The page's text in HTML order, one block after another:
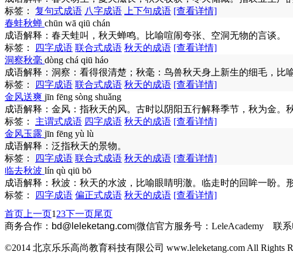
标签： 复句式成语 八字成语 上下句成语 [查看详情]
春蛙秋蝉 chūn wā qiū chán
成语解释： 春天蛙叫，秋天蝉鸣。比喻喧闹夸张、空洞无物的言谈。
标签：
四字成语 联合式成语 秋天的成语 [查看详情]
洞察秋毫 dòng chá qiū háo
成语解释： 洞察：看得很清楚；秋毫：鸟兽秋天身上新生的细毛，比
标签：
四字成语 联合式成语 秋天的成语 [查看详情]
金风送爽 jīn fēng sòng shuǎng
成语解释： 金风：指秋天的风。古时以阴阳五行解释季节，秋为金。
标签： 主谓式成语 四字成语 秋天的成语 [查看详情]
金风玉露 jīn fēng yù lù
成语解释： 泛指秋天的景物。
标签：
四字成语 联合式成语 秋天的成语 [查看详情]
临去秋波 lín qù qiū bō
成语解释： 秋波：秋天的水波，比喻眼睛明澈。临走时的回眸一盼。
标签：
四字成语 偏正式成语 秋天的成语 [查看详情]
首页 上一页1 23下一页尾页
商务合作： bd@leleketang.com|微信官方服务号：LeleAcademy 联系
©2014 北京乐乐高尚教育科技有限公司 www.leleketang.com All Rights